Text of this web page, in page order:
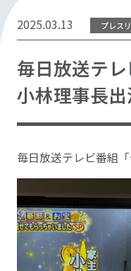
2025.03.13 プレス
毎日放送テレ
小林理事長出
毎日放送テレビ番組